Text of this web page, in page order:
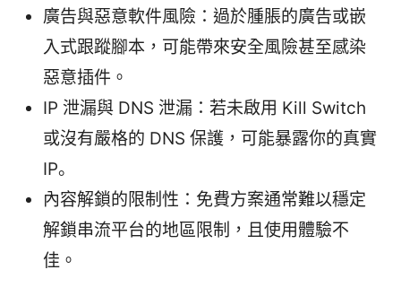
廣告與惡意軟件風險：過於腫脹的廣告或嵌
入式跟蹤腳本，可能帶來安全風險甚至感染
惡意插件。
IP 泄漏與 DNS 泄漏：若未啟用 Kill Switch
或沒有嚴格的 DNS 保護，可能暴露你的真實
IP。
內容解鎖的限制性：免費方案通常難以穩定
解鎖串流平台的地區限制，且使用體驗不
佳。